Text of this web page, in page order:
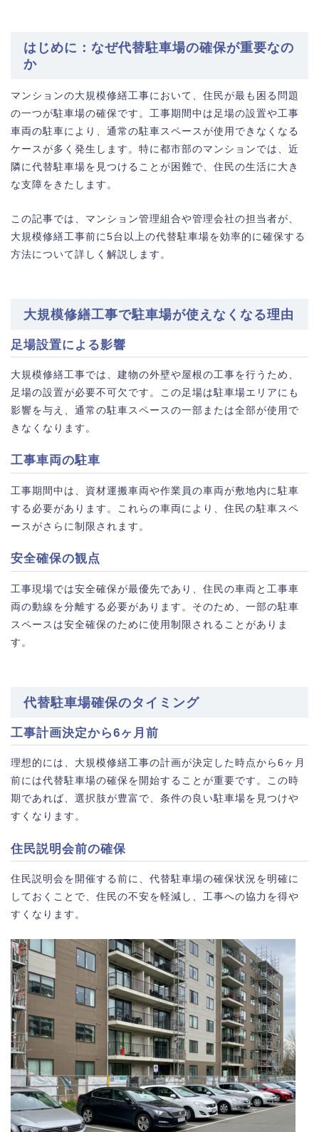
はじめに：なぜ代替駐車場の確保が重要なの
か
マンションの大規模修繕工事において、住民が最も困る問題
の一つが駐車場の確保です。工事期間中は足場の設置や工事
車両の駐車により、通常の駐車スペースが使用できなくなる
ケースが多く発生します。特に都市部のマンションでは、近
隣に代替駐車場を見つけることが困難で、住民の生活に大き
な支障をきたします。
この記事では、マンション管理組合や管理会社の担当者が、
大規模修繕工事前に5台以上の代替駐車場を効率的に確保する
方法について詳しく解説します。
大規模修繕工事で駐車場が使えなくなる理由
足場設置による影響
大規模修繕工事では、建物の外壁や屋根の工事を行うため、
足場の設置が必要不可欠です。この足場は駐車場エリアにも
影響を与え、通常の駐車スペースの一部または全部が使用で
きなくなります。
工事車両の駐車
工事期間中は、資材運搬車両や作業員の車両が敷地内に駐車
する必要があります。これらの車両により、住民の駐車スペ
ースがさらに制限されます。
安全確保の観点
工事現場では安全確保が最優先であり、住民の車両と工事車
両の動線を分離する必要があります。そのため、一部の駐車
スペースは安全確保のために使用制限されることがありま
す。
代替駐車場確保のタイミング
工事計画決定から6ヶ月前
理想的には、大規模修繕工事の計画が決定した時点から6ヶ月
前には代替駐車場の確保を開始することが重要です。この時
期であれば、選択肢が豊富で、条件の良い駐車場を見つけや
すくなります。
住民説明会前の確保
住民説明会を開催する前に、代替駐車場の確保状況を明確に
しておくことで、住民の不安を軽減し、工事への協力を得や
すくなります。